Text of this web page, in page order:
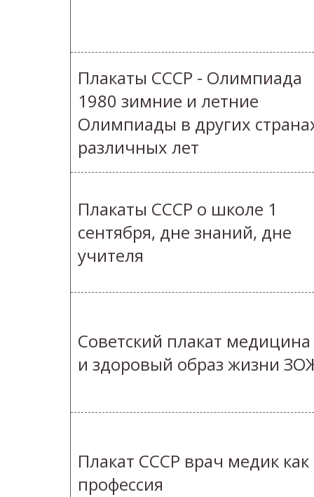
Плакаты СССР - Олимпиада
1980 зимние и летние
Олимпиады в других
различных лет
Плакаты СССР о школе 1
сентября, дне знаний, дне
учителя
Советский плакат медицина
и здоровый образ жизни
Плакат СССР врач медик как
профессия